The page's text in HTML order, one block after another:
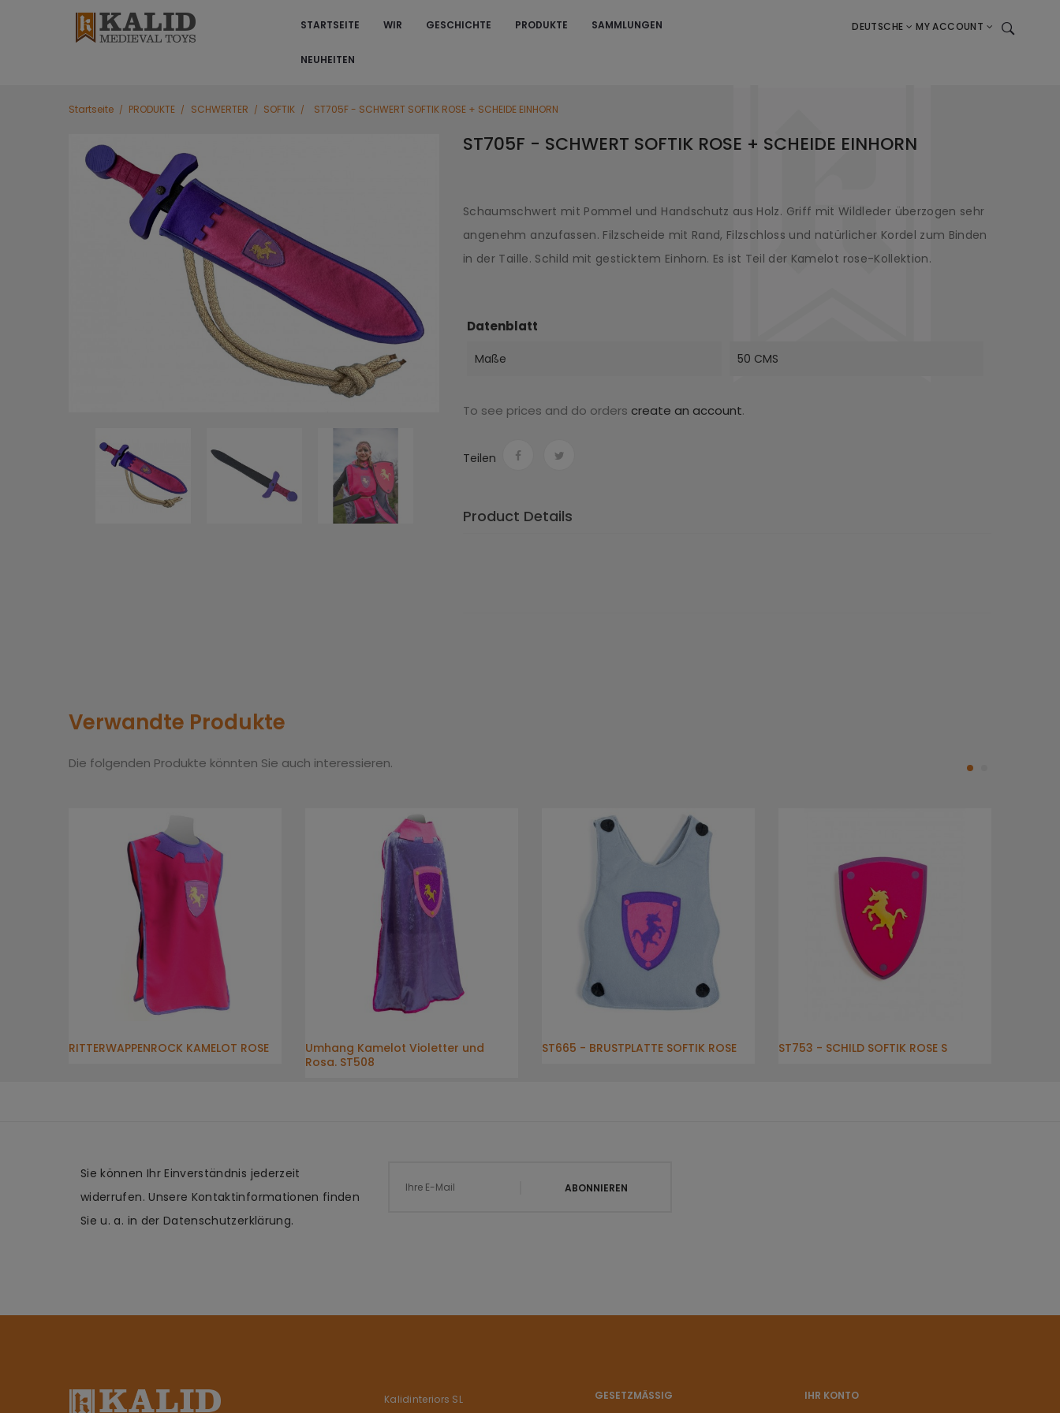
STARTSEITE WIR GESCHICHTE PRODUKTE SAMMLUNGEN
NEUHEITEN
DEUTSCHE MY ACCOUNT
Startseite PRODUKTE SCHWERTER SOFTIK ST705F - SCHWERT SOFTIK ROSE + SCHEIDE EINHORN
ST705F - SCHWERT SOFTIK ROSE + SCHEIDE EINHORN
Schaumschwert mit Pommel und Handschutz aus Holz. Griff mit Wildleder überzogen sehr
angenehm anzufassen. Filzscheide mit Rand, Filzschloss und natürlicher Kordel zum Binden
in der Taille. Schild mit gesticktem Einhorn. Es ist Teil der Kamelot rose-Kollektion.
Datenblatt
Maße 50 CMS
To see prices and do orders create an account.
Teilen
Product Details
Verwandte Produkte
Die folgenden Produkte könnten Sie auch interessieren.
RITTERWAPPENROCK KAMELOT ROSE
Umhang Kamelot Violetter und
Rosa. ST508
ST665 - BRUSTPLATTE SOFTIK ROSE ST753 - SCHILD SOFTIK ROSE S
Sie können Ihr Einverständnis jederzeit
widerrufen. Unsere Kontaktinformationen finden
Sie u. a. in der Datenschutzerklärung.
ABONNIEREN
Kalidinteriors SL
GESETZMÄSSIG IHR KONTO